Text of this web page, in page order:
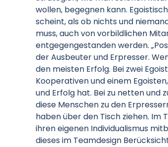
wollen, begegnen kann.
scheint, als ob nichts und
muss, auch von vorbildlichen
entgegengestanden werden.
der Ausbeuter und Erpresser.
den meisten Erfolg. Bei zwei
Kooperativen und einem
und Erfolg hat. Bei zu netten und
diese Menschen zu den
haben über den Tisch ziehen. Im
ihren eigenen Individualismus
dieses im Teamdesign